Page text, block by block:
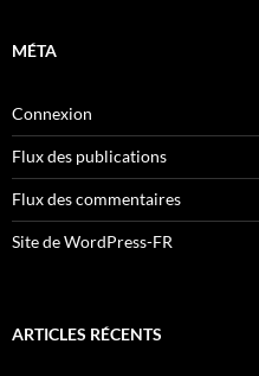
MÉTA
Connexion
Flux des publications
Flux des commentaires
Site de WordPress-FR
ARTICLES RÉCENTS